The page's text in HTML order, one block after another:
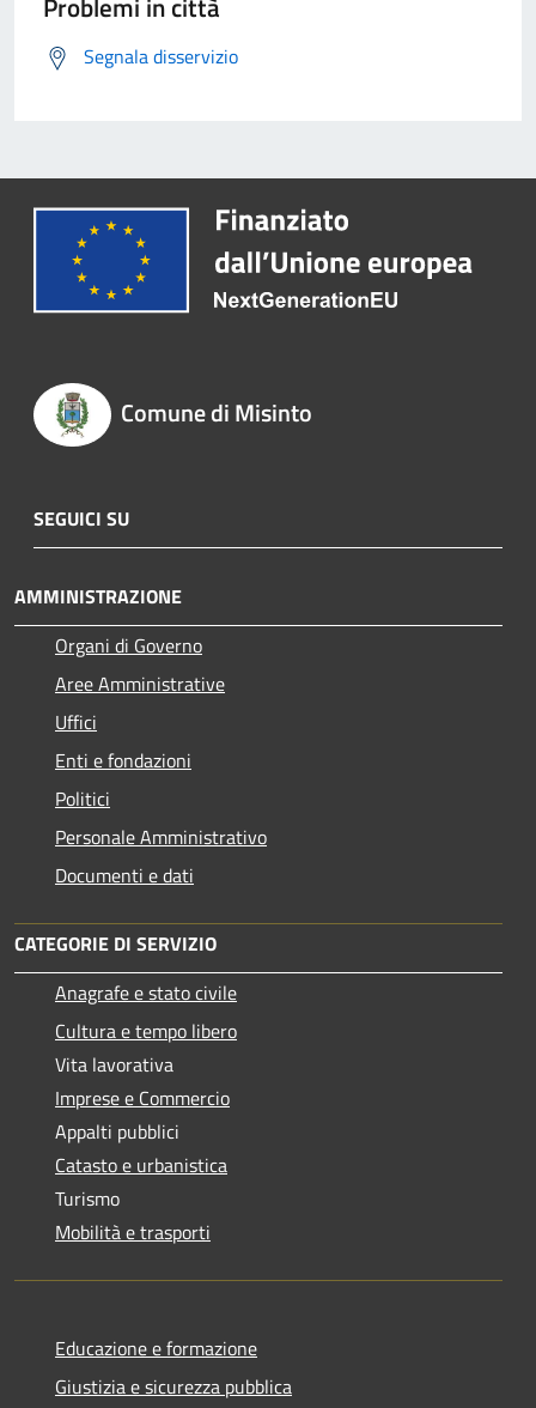
Segnala disservizio
Comune di Misinto
SEGUICI SU
AMMINISTRAZIONE
Organi di Governo
Aree Amministrative
Uffici
Enti e fondazioni
Politici
Personale Amministrativo
Documenti e dati
CATEGORIE DI SERVIZIO
Anagrafe e stato civile
Cultura e tempo libero
Vita lavorativa
Imprese e Commercio
Appalti pubblici
Catasto e urbanistica
Turismo
Mobilità e trasporti
Educazione e formazione
Giustizia e sicurezza pubblica